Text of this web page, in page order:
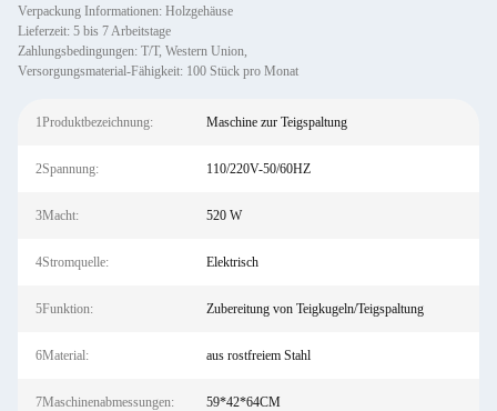
Verpackung Informationen: Holzgehäuse
Lieferzeit: 5 bis 7 Arbeitstage
Zahlungsbedingungen: T/T, Western Union,
Versorgungsmaterial-Fähigkeit: 100 Stück pro Monat
1Produktbezeichnung: Maschine zur Teigspaltung
2Spannung: 110/220V-50/60HZ
3Macht: 520 W
4Stromquelle: Elektrisch
5Funktion: Zubereitung von Teigkugeln/Teigspaltung
6Material: aus rostfreiem Stahl
7Maschinenabmessungen: 59*42*64CM